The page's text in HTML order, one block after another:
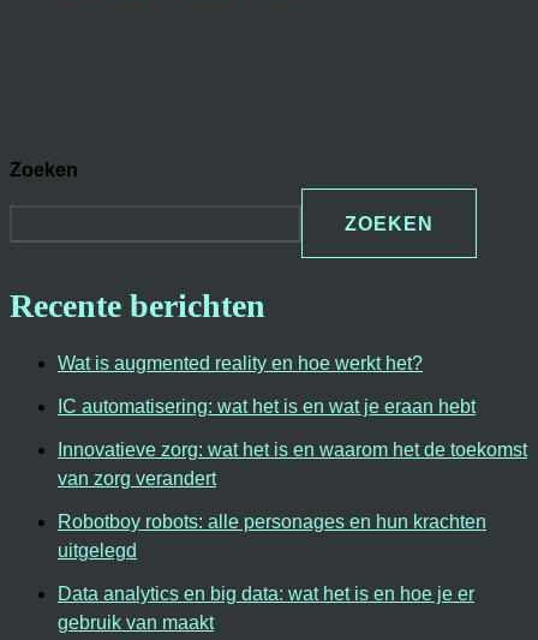
Zoeken
ZOEKEN
Recente berichten
Wat is augmented reality en hoe werkt het?
IC automatisering: wat het is en wat je eraan hebt
Innovatieve zorg: wat het is en waarom het de toekomst
van zorg verandert
Robotboy robots: alle personages en hun krachten
uitgelegd
Data analytics en big data: wat het is en hoe je er
gebruik van maakt